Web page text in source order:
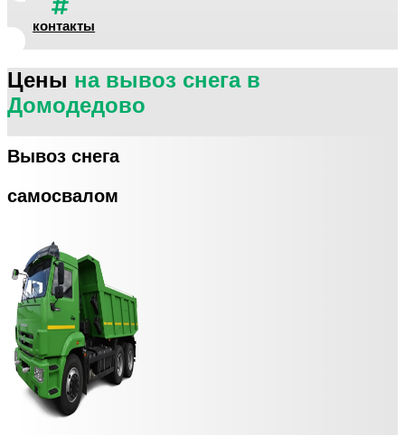
контакты
Цены на вывоз снега в
Домодедово
Вывоз снега
самосвалом